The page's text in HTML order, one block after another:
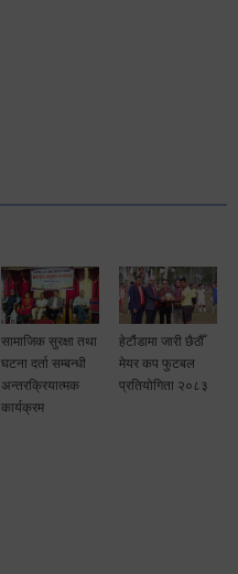
सामाजिक सुरक्षा तथा
घटना दर्ता सम्बन्धी
अन्तरक्रियात्मक
कार्यक्रम
हेटौंडामा जारी छैठौँ
मेयर कप फुटबल
प्रतियोगिता २०८३